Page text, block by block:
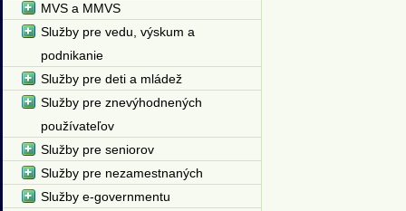
MVS a MMVS
Služby pre vedu, výskum a
podnikanie
Služby pre deti a mládež
Služby pre znevýhodnených
používateľov
Služby pre seniorov
Služby pre nezamestnaných
Služby e-governmentu